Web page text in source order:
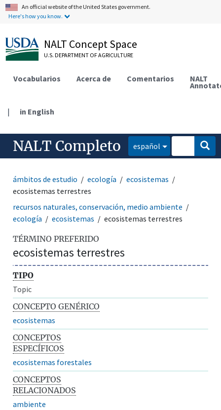
An official website of the United States government.
Here's how you know.
NALT Concept Space
U.S. DEPARTMENT OF AGRICULTURE
Vocabularios Acerca de Comentarios NALT
| in English
NALT Completo español
ámbitos de estudio ecología
ecosistemas
ecosistemas terrestres
recursos naturales, conservación, medio ambiente
ecología
ecosistemas ecosistemas terrestres
TÉRMINO PREFERIDO
ecosistemas terrestres
TIPO
Topic
CONCEPTO GENÉRICO
ecosistemas
CONCEPTOS
ESPECÍFICOS
ecosistemas forestales
CONCEPTOS
RELACIONADOS
ambiente